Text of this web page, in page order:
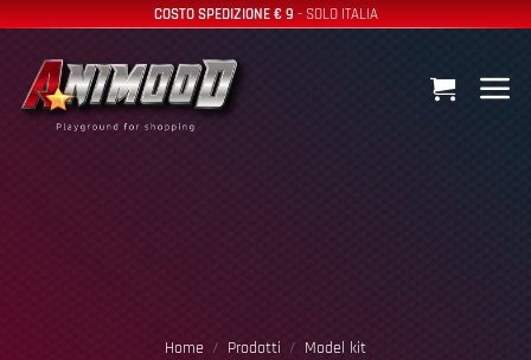
Salta
contenuti
COSTO SPEDIZIONE € 9- SOLO ITALIA
Home / Prodotti / Model kit